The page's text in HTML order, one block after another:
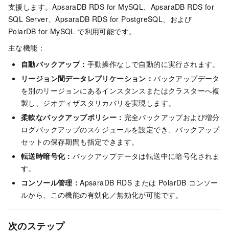
支援します。ApsaraDB RDS for MySQL、ApsaraDB RDS for
SQL Server、ApsaraDB RDS for PostgreSQL、および
PolarDB for MySQL で利用可能です。
主な機能：
自動バックアップ： 手動操作なしで自動的に実行されます。
リージョン間データレプリケーション：バックアップデータ
を別のリージョンにあるインスタンスまたはクラスターへ複
製し、ジオディザスタリカバリを実現します。
柔軟なバックアップポリシー： 完全バックアップおよび増分
ログバックアップのスケジュールを設定でき、バックアップ
セットの保存期間も指定できます。
転送時暗号化： バックアップデータは転送中に暗号化されま
す。
コンソール管理：ApsaraDB RDS または PolarDB コンソー
ルから、この機能の有効化／無効化が可能です。
次のステップ